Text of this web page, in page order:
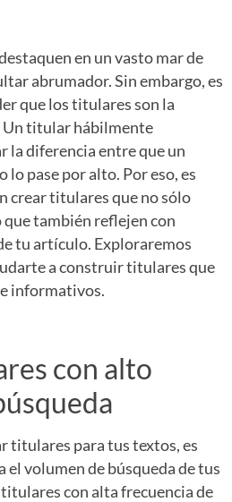
en un vasto mar de
abrumador. Sin embargo, es
que los titulares son la
Un titular hábilmente
la diferencia entre que un
pase por alto. Por eso, es
crear titulares que no sólo
también reflejen con
tu artículo. Exploraremos
a construir titulares que
informativos.
con alto
titulares para tus textos, es
el volumen de búsqueda de tus
con alta frecuencia de